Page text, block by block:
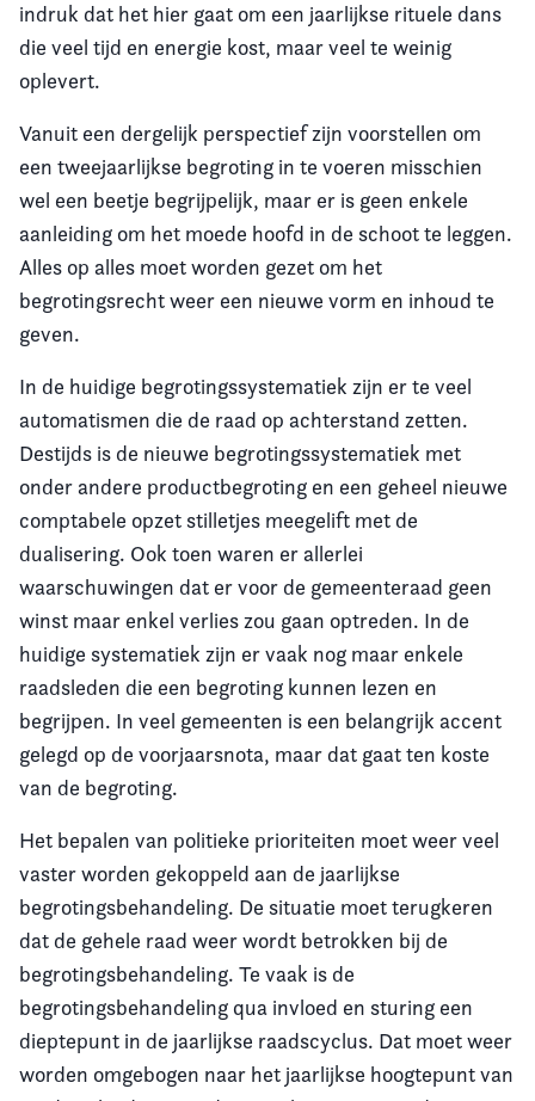
indruk dat het hier gaat om een jaarlijkse rituele dans
die veel tijd en energie kost, maar veel te weinig
oplevert.
Vanuit een dergelijk perspectief zijn voorstellen om
een tweejaarlijkse begroting in te voeren misschien
wel een beetje begrijpelijk, maar er is geen enkele
aanleiding om het moede hoofd in de schoot te leggen.
Alles op alles moet worden gezet om het
begrotingsrecht weer een nieuwe vorm en inhoud te
geven.
In de huidige begrotingssystematiek zijn er te veel
automatismen die de raad op achterstand zetten.
Destijds is de nieuwe begrotingssystematiek met
onder andere productbegroting en een geheel nieuwe
comptabele opzet stilletjes meegelift met de
dualisering. Ook toen waren er allerlei
waarschuwingen dat er voor de gemeenteraad geen
winst maar enkel verlies zou gaan optreden. In de
huidige systematiek zijn er vaak nog maar enkele
raadsleden die een begroting kunnen lezen en
begrijpen. In veel gemeenten is een belangrijk accent
gelegd op de voorjaarsnota, maar dat gaat ten koste
van de begroting.
Het bepalen van politieke prioriteiten moet weer veel
vaster worden gekoppeld aan de jaarlijkse
begrotingsbehandeling. De situatie moet terugkeren
dat de gehele raad weer wordt betrokken bij de
begrotingsbehandeling. Te vaak is de
begrotingsbehandeling qua invloed en sturing een
dieptepunt in de jaarlijkse raadscyclus. Dat moet weer
worden omgebogen naar het jaarlijkse hoogtepunt van